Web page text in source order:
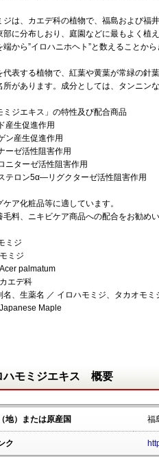
ジは、カエデ科の植物で、福島および福
部に分布しおり、庭園などに最もよく植
から”イロハニホヘト”と数えることから
代表する植物で、紅葉や黄葉が常緑の針
所があります。成分としては、タンニン
ミジエキス」の特性及び配合商品
産生促進作用
ン産生促進作用
ーゼ活性阻害作用
ニターゼ活性阻害作用
テロン5α―リグクターゼ活性阻害作用
ア化粧品等に適しています。
毛料、ニキビケア商品への配合をお勧めい
ミジ
ミジ
palmatum
エデ科
、生薬名 ／ イロハモミジ、タカオモミ
Maple
ハモミジエキス 概要
地）または原産国 福
ク